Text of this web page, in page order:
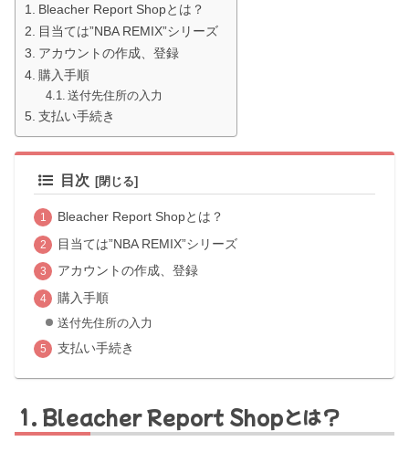
Bleacher Report Shopとは？
目当ては”NBA REMIX”シリーズ
アカウントの作成、登録
購入手順
送付先住所の入力
支払い手続き
目次
Bleacher Report Shopとは？
目当ては”NBA REMIX”シリーズ
アカウントの作成、登録
購入手順
送付先住所の入力
支払い手続き
Bleacher Report Shopとは？